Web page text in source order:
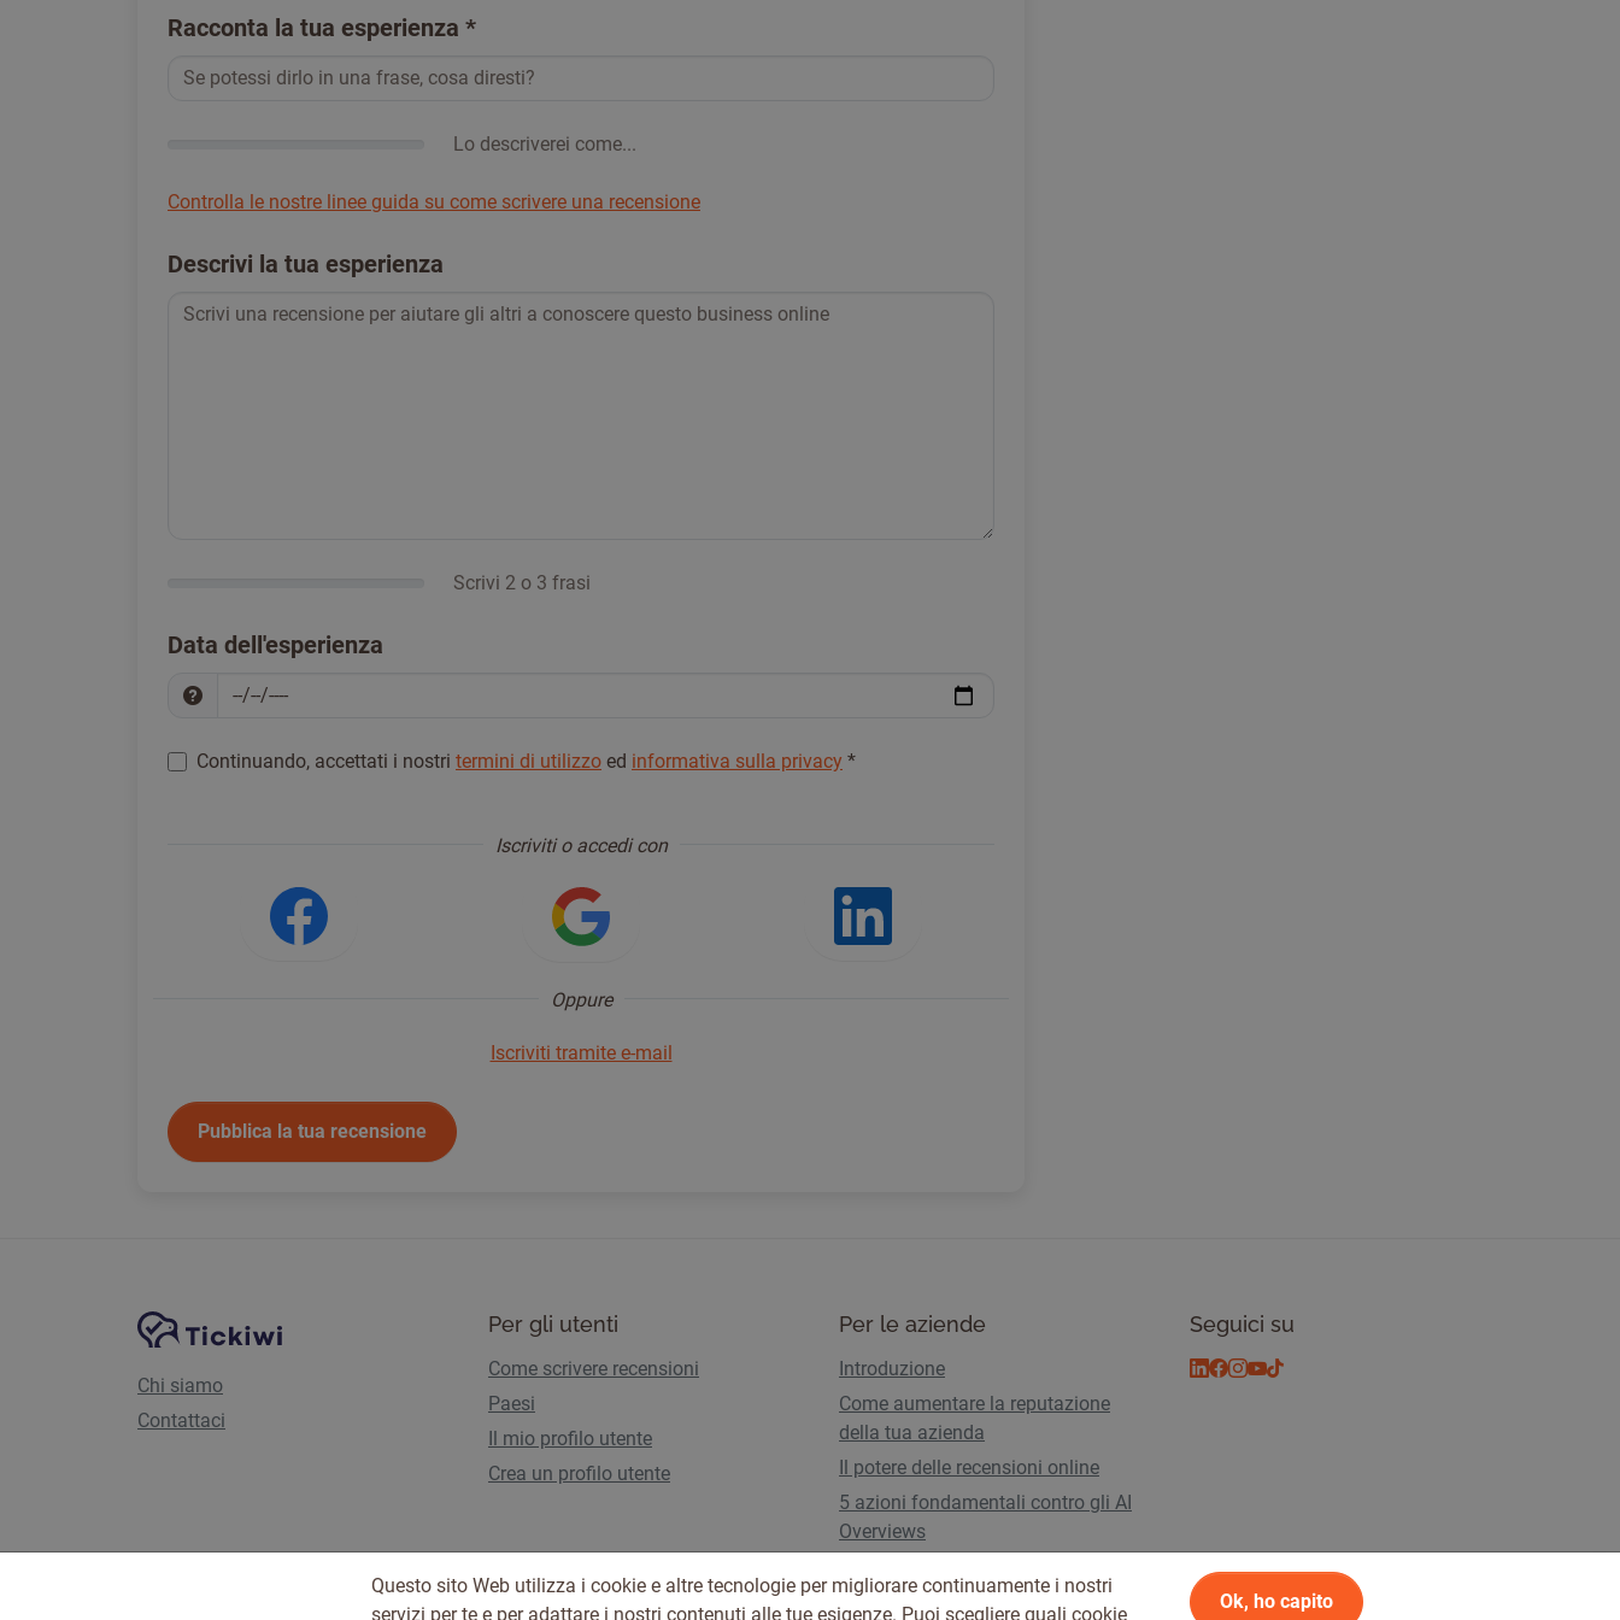
Racconta la tua esperienza *
Lo descriverei come...
Controlla le nostre linee guida su come scrivere una recensione
Descrivi la tua esperienza
Scrivi 2 o 3 frasi
Data dell'esperienza
Continuando, accettati i nostri termini di utilizzo ed informativa sulla privacy *
Iscriviti o accedi con
Accedi usando FacebookAccedi usando Google
Oppure
Iscriviti tramite e-mail
Pubblica la tua recensione
Navigazione del sitoPiattaforma Tickiwi
Chi siamo
Contattaci
Per gli utenti
Come scrivere recensioni
Paesi
Il mio profilo utente
Crea un profilo utente
Per le aziende
Introduzione
Come aumentare la reputazione
della tua azienda
Il potere delle recensioni online
5 azioni fondamentali contro gli AI
Overviews
Seguici su
Questo sito Web utilizza i cookie e altre tecnologie per migliorare continuamente i nostri
servizi per te e per adattare i nostri contenuti alle tue esigenze. Puoi scegliere quali cookie
Ok, ho capito